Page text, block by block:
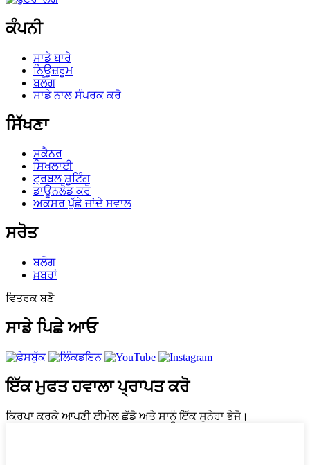
ਕੰਪਨੀ
ਸਾਡੇ ਬਾਰੇ
ਨਿਊਜ਼ਰੂਮ
ਬਲੌਗ
ਸਾਡੇ ਨਾਲ ਸੰਪਰਕ ਕਰੋ
ਸਿੱਖਣਾ
ਸਕੈਨਰ
ਸਿਖਲਾਈ
ਟ੍ਰਬਲ ਸ਼ੂਟਿੰਗ
ਡਾਊਨਲੋਡ ਕਰੋ
ਅਕਸਰ ਪੁੱਛੇ ਜਾਂਦੇ ਸਵਾਲ
ਸਰੋਤ
ਬਲੌਗ
ਖ਼ਬਰਾਂ
ਵਿਤਰਕ ਬਣੋ
ਸਾਡੇ ਪਿਛੇ ਆਓ
ਇੱਕ ਮੁਫਤ ਹਵਾਲਾ ਪ੍ਰਾਪਤ ਕਰੋ
ਕਿਰਪਾ ਕਰਕੇ ਆਪਣੀ ਈਮੇਲ ਛੱਡੋ ਅਤੇ ਸਾਨੂੰ ਇੱਕ ਸੁਨੇਹਾ ਭੇਜੋ।